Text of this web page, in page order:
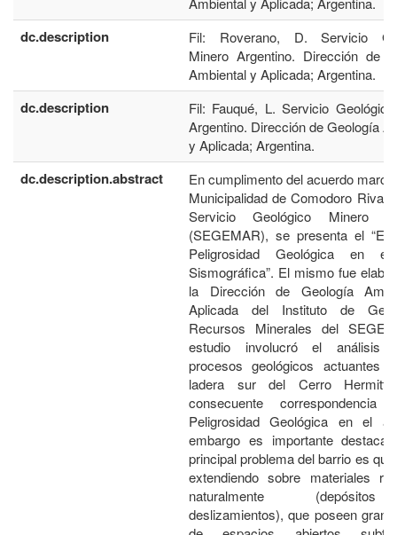
dc.description
Fil: Roverano, D. Servicio
Minero Argentino. Dirección de
Ambiental y Aplicada; Argentina.
dc.description
Fil: Fauqué, L. Servicio
Argentino. Dirección de Geología
y Aplicada; Argentina.
dc.description.abstract
En cumplimento del acuerdo
Municipalidad de Comodoro
Servicio Geológico Minero
(SEGEMAR), se presenta el
Peligrosidad Geológica en
Sismográfica”. El mismo fue
la Dirección de Geología
Aplicada del Instituto de
Recursos Minerales del
estudio involucró el análisis
procesos geológicos actuantes
ladera sur del Cerro
consecuente
Peligrosidad Geológica en el
embargo es importante
principal problema del barrio es
extendiendo sobre materiales
naturalmente
deslizamientos), que poseen gran